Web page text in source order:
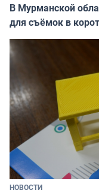
В Мурманской
для съёмок в
НОВОСТИ